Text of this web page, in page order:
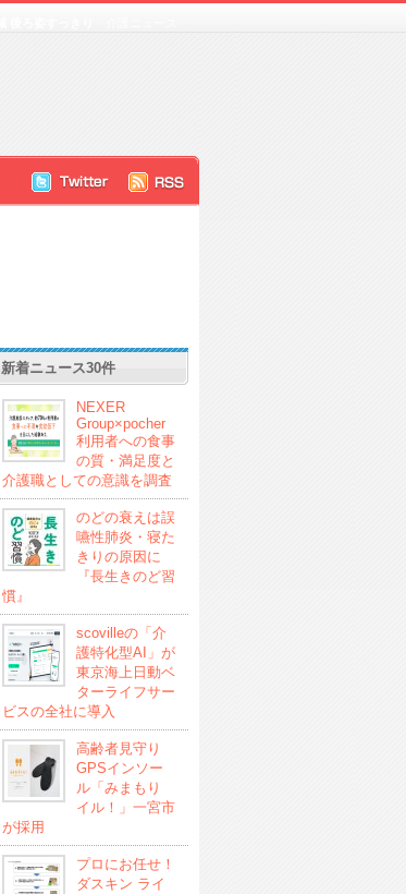
新着ニュース30件
NEXER
Group×pocher
利用者への食事
の質・満足度と
介護職としての意識を調査
のどの衰えは誤
嚥性肺炎・寝た
きりの原因に
『長生きのど習
慣』
scovilleの「介
護特化型AI」が
東京海上日動ベ
ターライフサー
ビスの全社に導入
高齢者見守り
GPSインソー
ル「みまもり
イル！」一宮市
が採用
プロにお任せ！
ダスキン ライ